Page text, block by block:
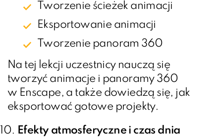
Tworzenie ścieżek animacji
Eksportowanie animacji
Tworzenie panoram 360
Na tej lekcji uczestnicy nauczą się
tworzyć animacje i panoramy 360
w Enscape, a także dowiedzą się, jak
eksportować gotowe projekty.
Efekty atmosferyczne i czas dnia